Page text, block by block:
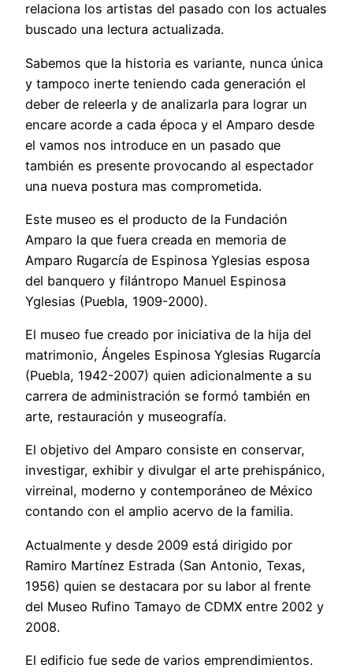
relaciona los artistas del pasado con los actuales
buscado una lectura actualizada.
Sabemos que la historia es variante, nunca única
y tampoco inerte teniendo cada generación el
deber de releerla y de analizarla para lograr un
encare acorde a cada época y el Amparo desde
el vamos nos introduce en un pasado que
también es presente provocando al espectador
una nueva postura mas comprometida.
Este museo es el producto de la Fundación
Amparo la que fuera creada en memoria de
Amparo Rugarcía de Espinosa Yglesias esposa
del banquero y filántropo Manuel Espinosa
Yglesias (Puebla, 1909-2000).
El museo fue creado por iniciativa de la hija del
matrimonio, Ángeles Espinosa Yglesias Rugarcía
(Puebla, 1942-2007) quien adicionalmente a su
carrera de administración se formó también en
arte, restauración y museografía.
El objetivo del Amparo consiste en conservar,
investigar, exhibir y divulgar el arte prehispánico,
virreinal, moderno y contemporáneo de México
contando con el amplio acervo de la familia.
Actualmente y desde 2009 está dirigido por
Ramiro Martínez Estrada (San Antonio, Texas,
1956) quien se destacara por su labor al frente
del Museo Rufino Tamayo de CDMX entre 2002 y
2008.
El edificio fue sede de varios emprendimientos.